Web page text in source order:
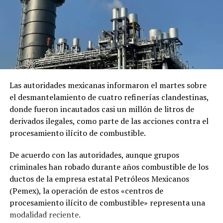
El comunicado emitido por las cancillerías no ofreció
mayores detalles sobre el acuerdo para restablecer las
relaciones diplomáticas.
Sheinbaum también indicó que Chávez viajó a México en
un avión militar y calificó la entrega del salvoconducto
como «una acción de buena voluntad» de la presidenta
Keiko Fujimori.
Comparte esto:
Me gusta esto:
Las autoridades mexicanas informaron el martes sobre
el desmantelamiento de cuatro refinerías clandestinas,
donde fueron incautados casi un millón de litros de
derivados ilegales, como parte de las acciones contra el
procesamiento ilícito de combustible.
De acuerdo con las autoridades, aunque grupos
criminales han robado durante años combustible de los
ductos de la empresa estatal Petróleos Mexicanos
(Pemex), la operación de estos «centros de
procesamiento ilícito de combustible» representa una
modalidad reciente.